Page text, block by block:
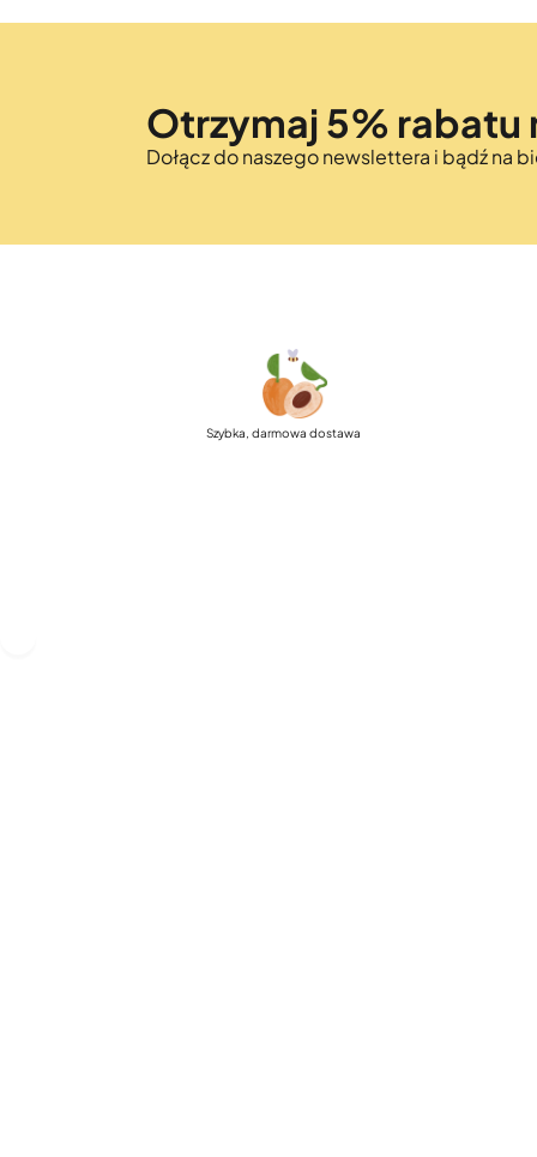
Otrzymaj 5% rabatu
Dołącz do naszego newslettera i bądź na
Szybka, darmowa dostawa